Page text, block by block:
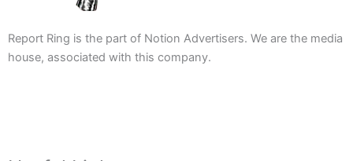
Report Ring is the part of Notion Advertisers. We are the media
house, associated with this company.